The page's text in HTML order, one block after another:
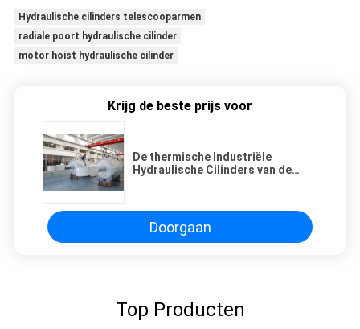
Hydraulische cilinders telescooparmen
radiale poort hydraulische cilinder
motor hoist hydraulische cilinder
Krijg de beste prijs voor
De thermische Industriële
Hydraulische Cilinders van de
Doorgaan
Top Producten